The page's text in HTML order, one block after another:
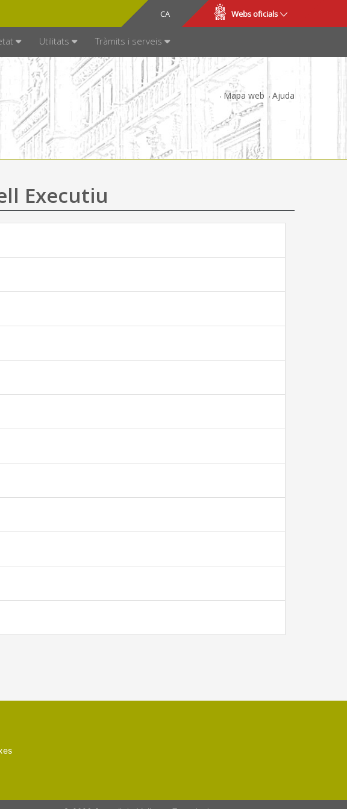
CA
ES Webs oficials
Utilitats Tràmits i serveis
Mapa web Ajuda
Executiu